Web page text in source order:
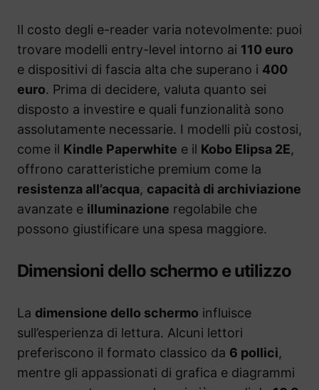
Il costo degli e-reader varia notevolmente: puoi
trovare modelli entry-level intorno ai 110 euro
e dispositivi di fascia alta che superano i 400
euro. Prima di decidere, valuta quanto sei
disposto a investire e quali funzionalità sono
assolutamente necessarie. I modelli più costosi,
come il Kindle Paperwhite e il Kobo Elipsa 2E,
offrono caratteristiche premium come la
resistenza all’acqua, capacità di archiviazione
avanzate e illuminazione regolabile che
possono giustificare una spesa maggiore.
Dimensioni dello schermo e utilizzo
La dimensione dello schermo influisce
sull’esperienza di lettura. Alcuni lettori
preferiscono il formato classico da 6 pollici,
mentre gli appassionati di grafica e diagrammi